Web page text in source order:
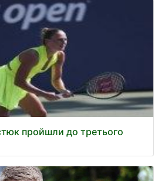
пройшли до третього